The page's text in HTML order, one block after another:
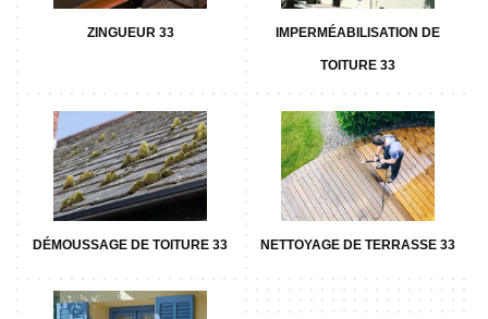
ZINGUEUR 33 IMPERMÉABILISATION DE
TOITURE 33
DÉMOUSSAGE DE TOITURE 33 NETTOYAGE DE TERRASSE 33